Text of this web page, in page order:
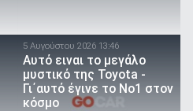
5 Αυγούστου 2026 13:46
Αυτό ειναι τo μεγάλο
μυστικό της Toyota -
Γι΄αυτό έγινε το Νο1 στον
κόσμο